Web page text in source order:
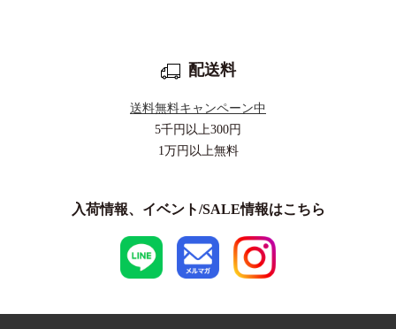
配送料
送料無料キャンペーン中
5千円以上300円
1万円以上無料
入荷情報、イベント/SALE情報はこちら